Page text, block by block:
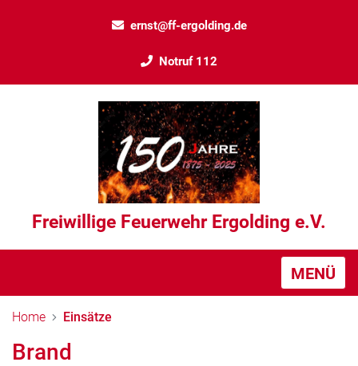
ernst@ff-ergolding.de
Notruf 112
Freiwillige Feuerwehr Ergolding e.V.
MENÜ
Home Einsätze
Brand